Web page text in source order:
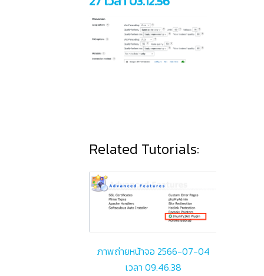
Related Tutorials:
ภาพถ่ายหน้าจอ 2566-07-04
เวลา 09.46.38